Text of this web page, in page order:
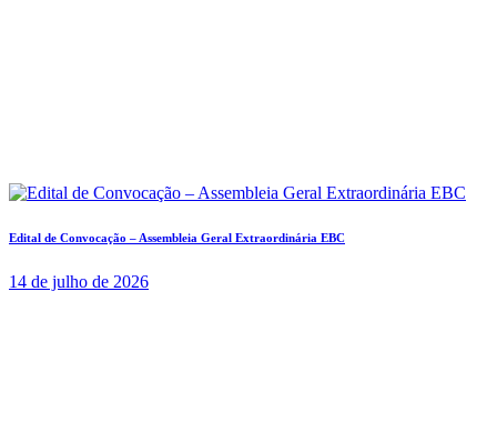
Edital de Convocação – Assembleia Geral Extraordinária EBC
14 de julho de 2026